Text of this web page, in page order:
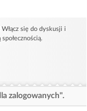
się do dyskusji i
zalogowanych".